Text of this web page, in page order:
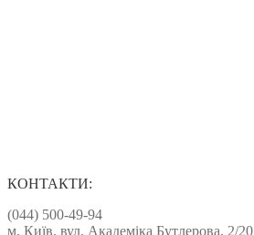
КОНТАКТИ:
(044) 500-49-94
м. Київ, вул. Академіка Бутлерова, 2/20